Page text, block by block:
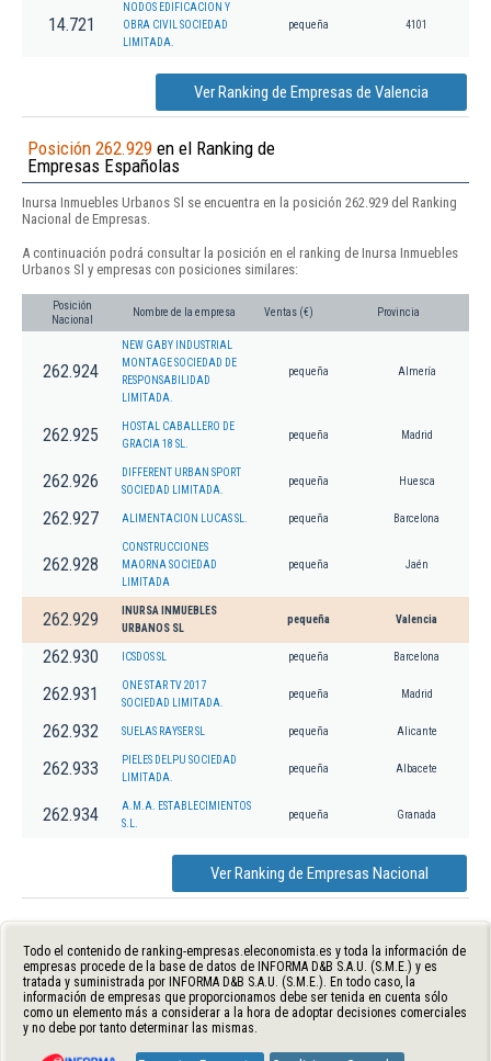
14.721
NODOS EDIFICACION Y
OBRA CIVIL SOCIEDAD
LIMITADA.
pequeña 4101
Ver Ranking de Empresas de Valencia
Posición 262.929 en el Ranking de
Empresas Españolas
Inursa Inmuebles Urbanos Sl se encuentra en la posición 262.929 del Ranking
Nacional de Empresas.
A continuación podrá consultar la posición en el ranking de Inursa Inmuebles
Urbanos Sl y empresas con posiciones similares:
Posición
Nacional
Nombre de la empresa Ventas (€) Provincia
262.924
NEW GABY INDUSTRIAL
MONTAGE SOCIEDAD DE
RESPONSABILIDAD
LIMITADA.
pequeña Almería
262.925
HOSTAL CABALLERO DE
GRACIA 18 SL.
pequeña Madrid
262.926
DIFFERENT URBAN SPORT
SOCIEDAD LIMITADA.
pequeña Huesca
262.927 ALIMENTACION LUCAS SL. pequeña Barcelona
262.928
CONSTRUCCIONES
MAORNA SOCIEDAD
LIMITADA
pequeña Jaén
262.929
INURSA INMUEBLES
URBANOS SL
pequeña Valencia
262.930 ICSDOS SL pequeña Barcelona
262.931
ONE STAR TV 2017
SOCIEDAD LIMITADA.
pequeña Madrid
262.932 SUELAS RAYSER SL pequeña Alicante
262.933
PIELES DELPU SOCIEDAD
LIMITADA.
pequeña Albacete
262.934
A.M.A. ESTABLECIMIENTOS
S.L.
pequeña Granada
Ver Ranking de Empresas Nacional
Todo el contenido de ranking-empresas.eleconomista.es y toda la información de
empresas procede de la base de datos de INFORMA D&B S.A.U. (S.M.E.) y es
tratada y suministrada por INFORMA D&B S.A.U. (S.M.E.). En todo caso, la
información de empresas que proporcionamos debe ser tenida en cuenta sólo
como un elemento más a considerar a la hora de adoptar decisiones comerciales
y no debe por tanto determinar las mismas.